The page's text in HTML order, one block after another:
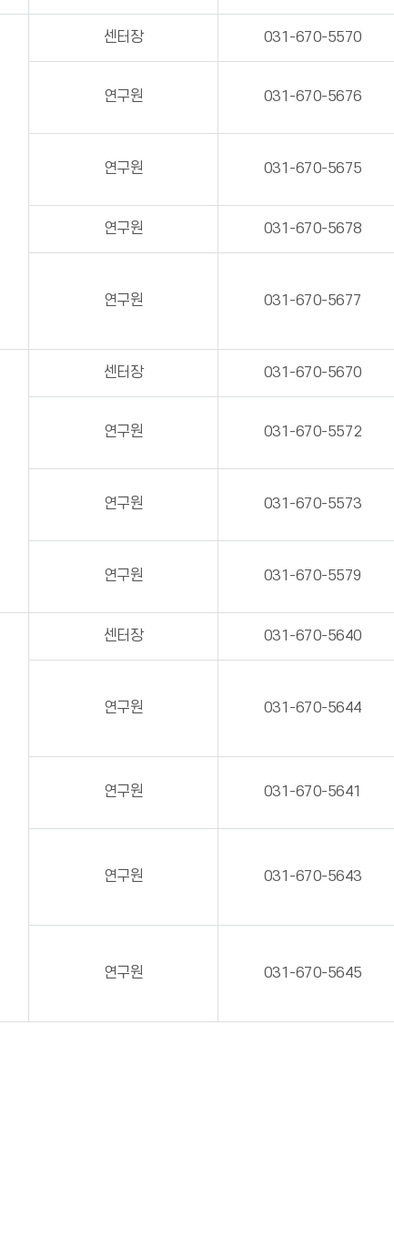
센터장 031-670-5570
연구원 031-670-5676
연구원 031-670-5675
연구원 031-670-5678
연구원 031-670-5677
센터장 031-670-5670
연구원 031-670-5572
연구원 031-670-5573
연구원 031-670-5579
센터장 031-670-5640
연구원 031-670-5644
연구원 031-670-5641
연구원 031-670-5643
연구원 031-670-5645